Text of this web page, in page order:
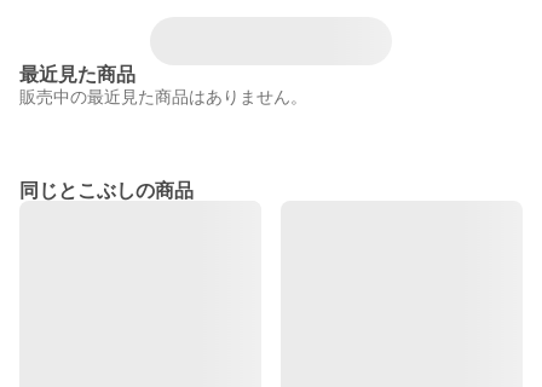
最近見た商品
販売中の最近見た商品はありません。
同じとこぶしの商品